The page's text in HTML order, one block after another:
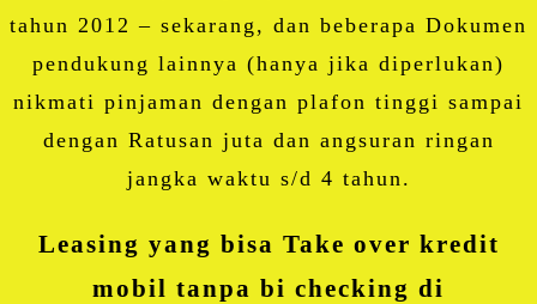
tahun 2012 – sekarang, dan beberapa Dokumen
pendukung lainnya (hanya jika diperlukan)
nikmati pinjaman dengan plafon tinggi sampai
dengan Ratusan juta dan angsuran ringan
jangka waktu s/d 4 tahun.
Leasing yang bisa Take over kredit
mobil tanpa bi checking di